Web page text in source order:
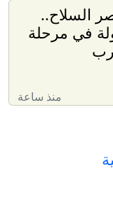
السلاح..
في مرحلة
منذ ساعة